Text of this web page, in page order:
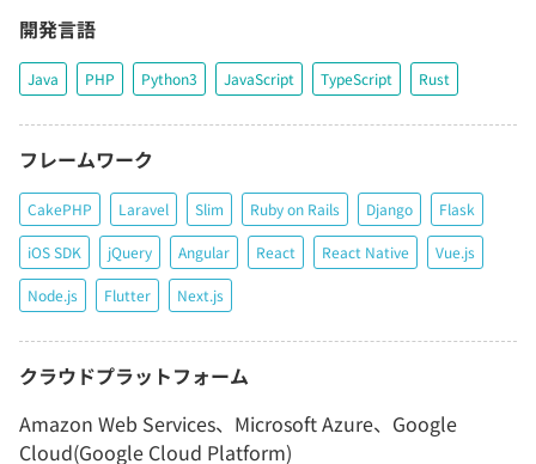
開発言語
Java PHP Python3 JavaScript TypeScript Rust
フレームワーク
CakePHP Laravel Slim Ruby on Rails Django Flask
iOS SDK jQuery Angular React React Native Vue.js
Node.js Flutter Next.js
クラウドプラットフォーム
Amazon Web Services、Microsoft Azure、Google
Cloud(Google Cloud Platform)